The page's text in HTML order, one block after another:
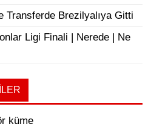
Transferde Brezilyalıya Gitti
Ligi Finali | Nerede | Ne
küme